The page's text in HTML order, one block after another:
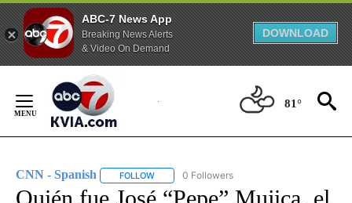
ABC-7 News App
Breaking News Alerts
& Video On Demand
DOWNLOAD
Content
81°
CNN - Spanish FOLLOW FOLLOW "CNN - SPANISH" TO RECEIVE
0 Followers